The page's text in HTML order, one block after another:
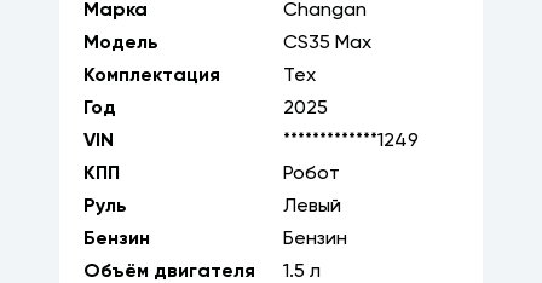
Марка
Changan
Модель
CS35 Max
Комплектация
Тех
Год
2025
VIN
*************1249
КПП
Робот
Руль
Левый
Бензин
Бензин
Объём двигателя
1.5 л